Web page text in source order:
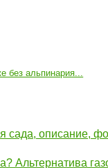
без альпинария...
сада, описание,
Альтернатива